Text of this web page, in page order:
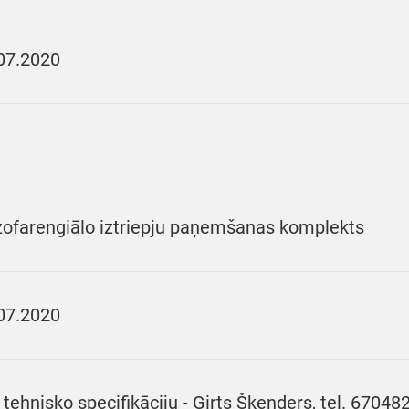
iztriepju paņemšanas komplekts
specifikāciju - Ģirts Šķenders, tel.